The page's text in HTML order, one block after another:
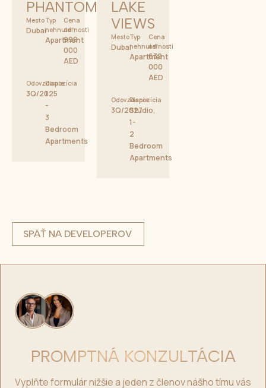
PHANTOM
Mesto
Dubai
Typ
nehnuteľnosti
Apartment
Cena
od
999
000
AED
Odovzdanie
3Q/2025
Dispozícia
1
-
3
Bedroom
Apartments
LAKE
VIEWS
Mesto
Dubai
Typ
nehnuteľnosti
Apartment
Cena
od
639
000
AED
Odovzdanie
3Q/2027
Dispozícia
Studio,
1-
2
Bedroom
Apartments
SPÄŤ NA DEVELOPEROV
PROMPTNÁ KONZULTÁCIA
Vyplňte formulár nižšie a jeden z členov nášho tímu vás